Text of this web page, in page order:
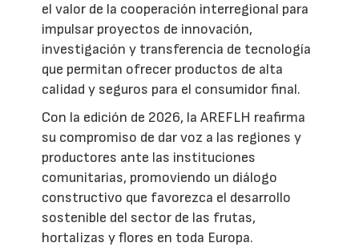
el valor de la cooperación interregional para
impulsar proyectos de innovación,
investigación y transferencia de tecnología
que permitan ofrecer productos de alta
calidad y seguros para el consumidor final.
Con la edición de 2026, la AREFLH reafirma
su compromiso de dar voz a las regiones y
productores ante las instituciones
comunitarias, promoviendo un diálogo
constructivo que favorezca el desarrollo
sostenible del sector de las frutas,
hortalizas y flores en toda Europa.